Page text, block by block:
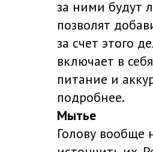
за ними будут
позволят
за счет этого
включает в
питание и
подробнее.
Мытье
Голову вообще